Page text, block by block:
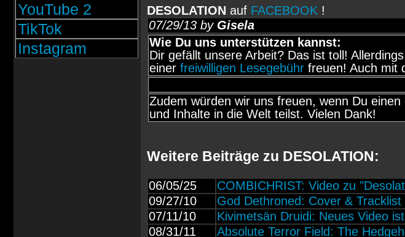
YouTube 2
TikTok
Instagram
DESOLATION auf FACEBOOK !
07/29/13 by Gisela
Wie Du uns unterstützen kannst:
Dir gefällt unsere Arbeit? Das ist toll!
einer freiwilligen Lesegebührfreuen! Auch mit
Zudem würden wir uns freuen, wenn Du
und Inhalte in die Welt teilst. Vielen Dank!
Weitere Beiträge zu DESOLATION:
06/05/25 COMBICHRIST: Video zu
09/27/10
God Dethroned: Cover &
07/11/10
Kivimetsän Druidi: Neues Video
08/31/11
Absolute Terror Field: The